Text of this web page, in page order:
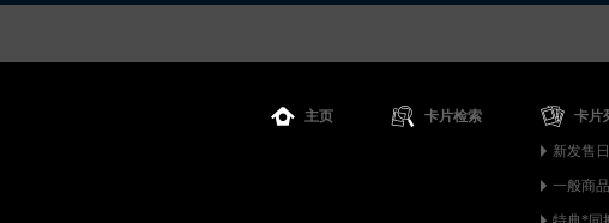
主页 卡片检索 卡片
新发售
一般商品